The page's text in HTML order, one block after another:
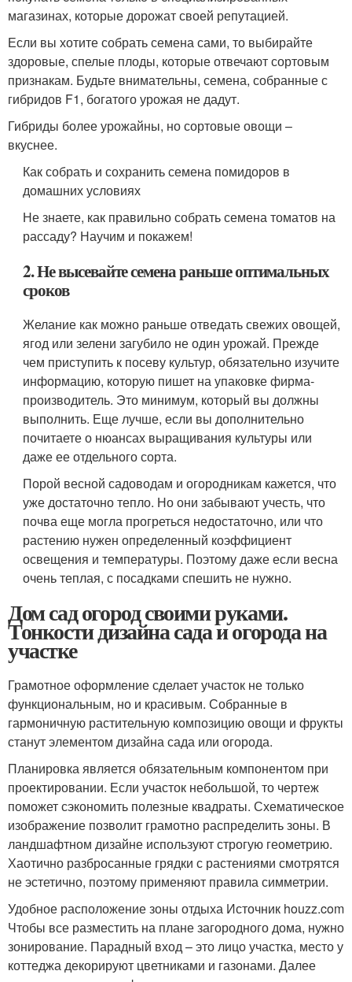
магазинах, которые дорожат своей репутацией.
Если вы хотите собрать семена сами, то выбирайте
здоровые, спелые плоды, которые отвечают сортовым
признакам. Будьте внимательны, семена, собранные с
гибридов F1, богатого урожая не дадут.
Гибриды более урожайны, но сортовые овощи –
вкуснее.
Как собрать и сохранить семена помидоров в
домашних условиях
Не знаете, как правильно собрать семена томатов на
рассаду? Научим и покажем!
2. Не высевайте семена раньше оптимальных
сроков
Желание как можно раньше отведать свежих овощей,
ягод или зелени загубило не один урожай. Прежде
чем приступить к посеву культур, обязательно изучите
информацию, которую пишет на упаковке фирма-
производитель. Это минимум, который вы должны
выполнить. Еще лучше, если вы дополнительно
почитаете о нюансах выращивания культуры или
даже ее отдельного сорта.
Порой весной садоводам и огородникам кажется, что
уже достаточно тепло. Но они забывают учесть, что
почва еще могла прогреться недостаточно, или что
растению нужен определенный коэффициент
освещения и температуры. Поэтому даже если весна
очень теплая, с посадками спешить не нужно.
Дом сад огород своими руками.
Тонкости дизайна сада и огорода на
участке
Грамотное оформление сделает участок не только
функциональным, но и красивым. Собранные в
гармоничную растительную композицию овощи и фрукты
станут элементом дизайна сада или огорода.
Планировка является обязательным компонентом при
проектировании. Если участок небольшой, то чертеж
поможет сэкономить полезные квадраты. Схематическое
изображение позволит грамотно распределить зоны. В
ландшафтном дизайне используют строгую геометрию.
Хаотично разбросанные грядки с растениями смотрятся
не эстетично, поэтому применяют правила симметрии.
Удобное расположение зоны отдыха Источник houzz.com
Чтобы все разместить на плане загородного дома, нужно
зонирование. Парадный вход – это лицо участка, место у
коттеджа декорируют цветниками и газонами. Далее